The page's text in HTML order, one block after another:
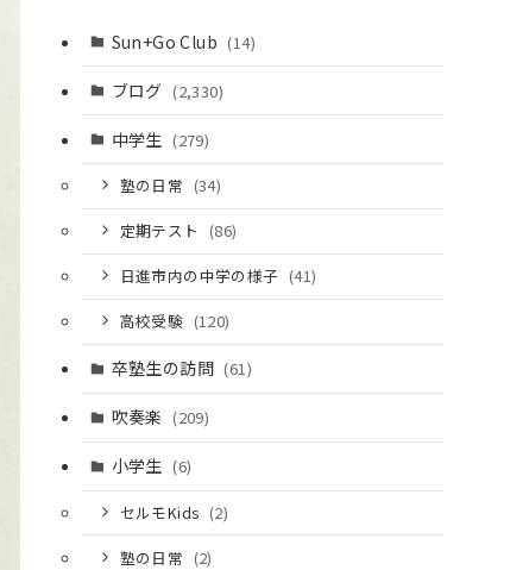
Sun+Go Club (14)
ブログ (2,330)
中学生 (279)
塾の日常 (34)
定期テスト (86)
日進市内の中学の様子 (41)
高校受験 (120)
卒塾生の訪問 (61)
吹奏楽 (209)
小学生 (6)
セルモKids (2)
塾の日常 (2)